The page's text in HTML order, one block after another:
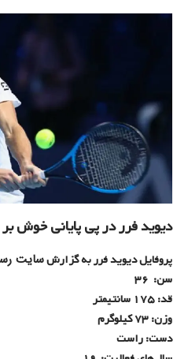
دیوید فرر در پی پایانی خوش
پروفایل دیوید فرر به گزارشسایت
سن: ۳۶
قد: ۱۷۵ سانتیمتر
وزن: ۷۳ کیلوگرم
دست: راست